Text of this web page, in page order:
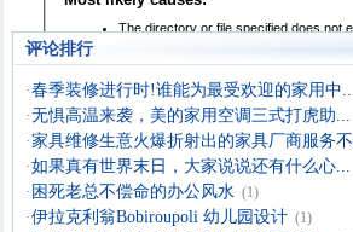
评论排行
·春季装修进行时!谁能为最受欢迎的家用中
·无惧高温来袭，美的家用空调三式打虎助...
·家具维修生意火爆折射出的家具厂商服务
·如果真有世界末日，大家说说还有什么心...
· 困死老总不偿命的办公风水 (1)
·伊拉克利翁Bobiroupoli 幼儿园设计 (1)